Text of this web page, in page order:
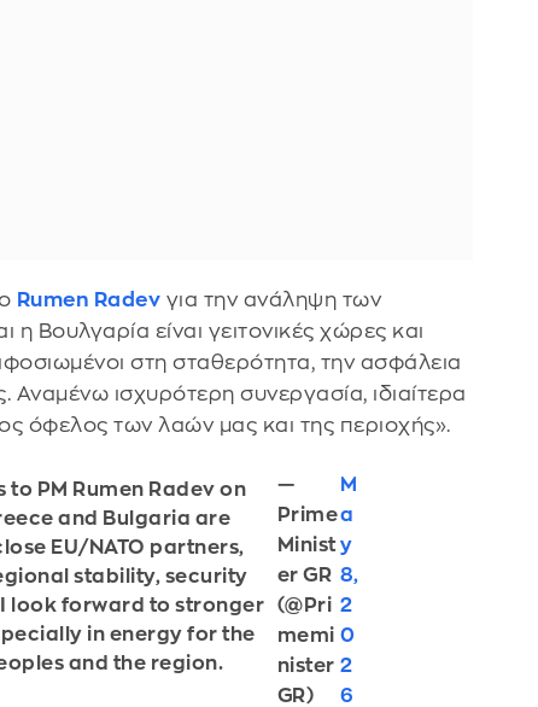
Rumen Radev για την ανάληψη των
Βουλγαρία είναι γειτονικές χώρες και
στη σταθερότητα, την ασφάλεια
Αναμένω ισχυρότερη συνεργασία, ιδιαίτερα
όφελος των λαών μας και της περιοχής».
PΜ Rumen Radev on
and Bulgaria are
EU/NATO partners,
stability, security
look forward to stronger
in energy for the
and the region.
—
Prime
Minist
er GR
(@Pri
memi
nister
GR)
M
a
y
8,
2
0
2
6